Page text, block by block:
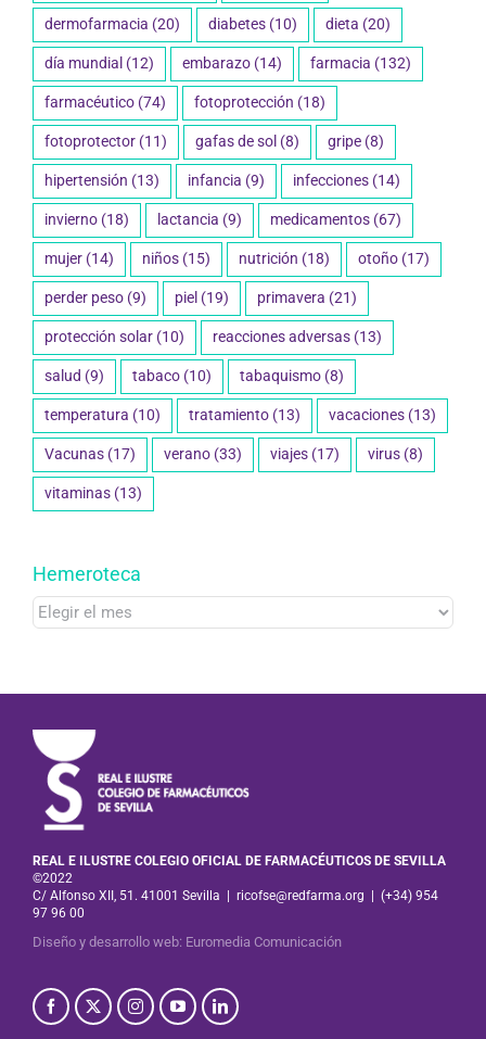
dermofarmacia (20) diabetes (10) dieta (20)
día mundial (12) embarazo (14) farmacia (132)
farmacéutico (74) fotoprotección (18)
fotoprotector (11) gafas de sol (8) gripe (8)
hipertensión (13) infancia (9) infecciones (14)
invierno (18) lactancia (9) medicamentos (67)
mujer (14) niños (15) nutrición (18) otoño (17)
perder peso (9) piel (19) primavera (21)
protección solar (10) reacciones adversas (13)
salud (9) tabaco (10) tabaquismo (8)
temperatura (10) tratamiento (13) vacaciones (13)
Vacunas (17) verano (33) viajes (17) virus (8)
vitaminas (13)
Hemeroteca
Hemeroteca
REAL E ILUSTRE COLEGIO OFICIAL DE FARMACÉUTICOS DE SEVILLA
©2022
C/ Alfonso XII, 51. 41001 Sevilla
ricofse@redfarma.org
(+34) 954
97 96 00
Diseño y desarrollo web: Euromedia Comunicación